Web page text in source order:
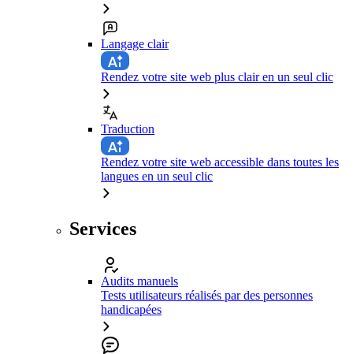
Langage clair
Rendez votre site web plus clair en un seul clic
Traduction
Rendez votre site web accessible dans toutes les
langues en un seul clic
Services
Audits manuels
Tests utilisateurs réalisés par des personnes
handicapées